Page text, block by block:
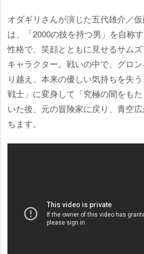
オダギリさんが演じた五代雄介／
は、「2000の技を持つ男」を自称
性格で、笑顔とともに見せるサム
キャラクター。戦いの中で、グロ
り越え、本来の優しい気持ちを失
戦士」に変身して「究極の闇をも
いた後、元の冒険家に戻り、青空
ちます。